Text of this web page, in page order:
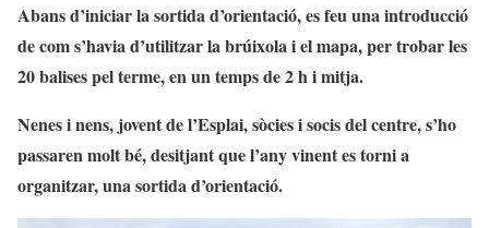
Abans d’iniciar la sortida d’orientació, es feu una introducció
de com s’havia d’utilitzar la brúixola i el mapa, per trobar les
20 balises pel terme, en un temps de 2 h i mitja.
Nenes i nens, jovent de l’Esplai, sòcies i socis del centre, s’ho
passaren molt bé, desitjant que l’any vinent es torni a
organitzar, una sortida d’orientació.